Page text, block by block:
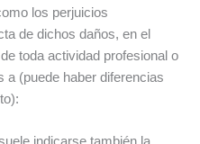
los perjuicios
de dichos daños, en el
toda actividad profesional o
a (puede haber diferencias